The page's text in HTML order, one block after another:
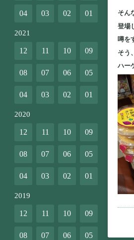
そん
登場
噂を
そう
ハー
04 03 02 01
2021
12 11 10 09
08 07 06 05
04 03 02 01
2020
12 11 10 09
08 07 06 05
04 03 02 01
2019
12 11 10 09
08 07 06 05